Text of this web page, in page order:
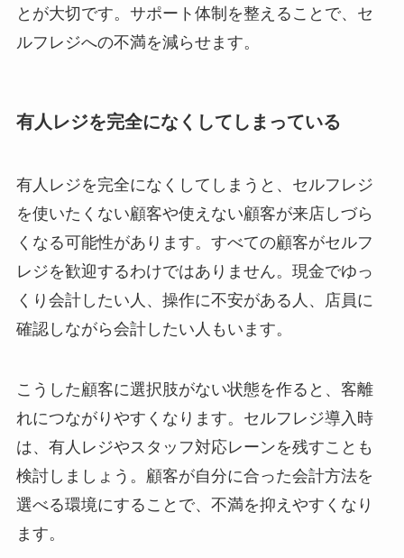
とが大切です。サポート体制を整えることで、セ
ルフレジへの不満を減らせます。
有人レジを完全になくしてしまっている
有人レジを完全になくしてしまうと、セルフレジ
を使いたくない顧客や使えない顧客が来店しづら
くなる可能性があります。すべての顧客がセルフ
レジを歓迎するわけではありません。現金でゆっ
くり会計したい人、操作に不安がある人、店員に
確認しながら会計したい人もいます。
こうした顧客に選択肢がない状態を作ると、客離
れにつながりやすくなります。セルフレジ導入時
は、有人レジやスタッフ対応レーンを残すことも
検討しましょう。顧客が自分に合った会計方法を
選べる環境にすることで、不満を抑えやすくなり
ます。